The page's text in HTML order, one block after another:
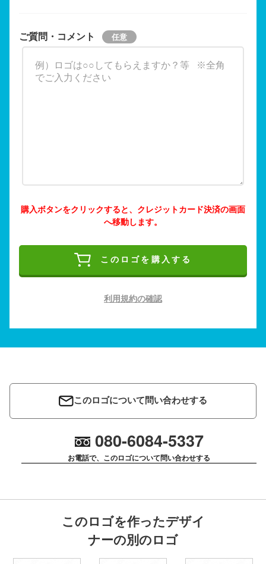
ご質問・コメント
購入ボタンをクリックすると、クレジットカード決済の画面
へ移動します。
このロゴを購入する
利用規約の確認
このロゴについて問い合わせする
080-6084-5337
お電話で、このロゴについて問い合わせする
このロゴを作ったデザイ
ナーの別のロゴ